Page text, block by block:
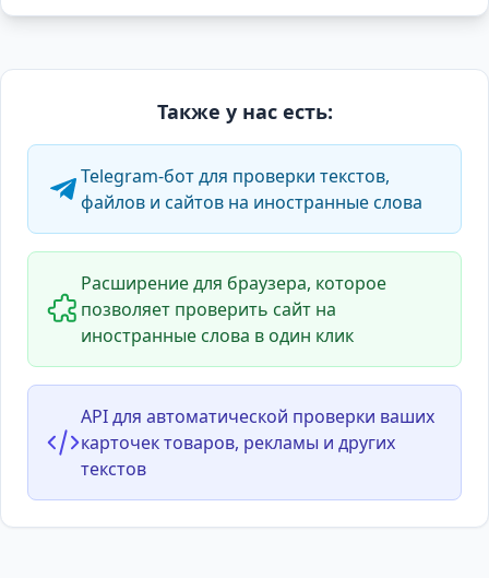
Также у нас есть:
Telegram-бот для проверки текстов,
файлов и сайтов на иностранные слова
Расширение для браузера, которое
позволяет проверить сайт на
иностранные слова в один клик
API для автоматической проверки ваших
карточек товаров, рекламы и других
текстов